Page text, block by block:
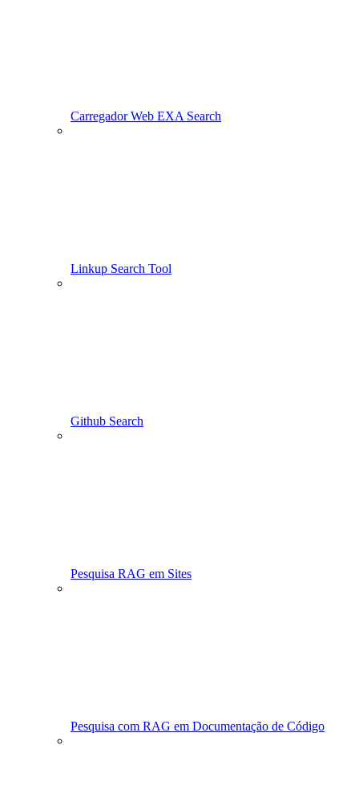
Carregador Web EXA Search
Linkup Search Tool
Github Search
Pesquisa RAG em Sites
Pesquisa com RAG em Documentação de Código